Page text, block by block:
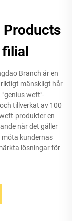
Products
filial
Branch är en
mänskligt hår
weft"-
tillverkat av 100
produkter en
när det gäller
kundernas
lösningar för